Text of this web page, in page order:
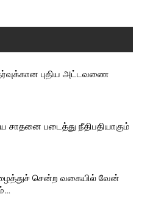
புதிய அட்டவணை
சாதனை படைத்து நீதிபதியாகும்
சென்ற வகையில் வேன்